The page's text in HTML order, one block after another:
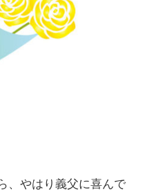
、やはり義父に喜んで